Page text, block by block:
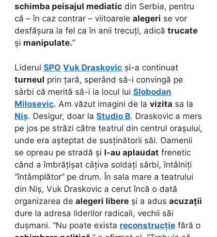
schimba peisajul mediatic din Serbia, pentru
că – în caz contrar – viitoarele alegeri se vor
desfășura la fel ca în anii trecuți, adică trucate
și manipulate.”
Liderul SPO Vuk Draskovic și-a continuat
turneul prin țară, sperând să-i convingă pe
sârbi că merită să-i ia locul lui Slobodan
Milosevic. Am văzut imagini de la vizita sa la
Niș. Desigur, doar la Studio B. Draskovic a mers
pe jos pe străzi către teatrul din centrul orașului,
unde era așteptat de susținătorii săi. Oamenii
se opreau pe stradă și l-au aplaudat frenetic
când a îmbrățișat câțiva soldați sârbi, întâlniți
“întâmplător” pe drum. În sala mare a teatrului
din Niș, Vuk Draskovic a cerut încă o dată
organizarea de alegeri libere și a adus acuzații
dure la adresa liderilor radicali, vechii săi
dușmani. “Nu poate exista reconstrucție fără o